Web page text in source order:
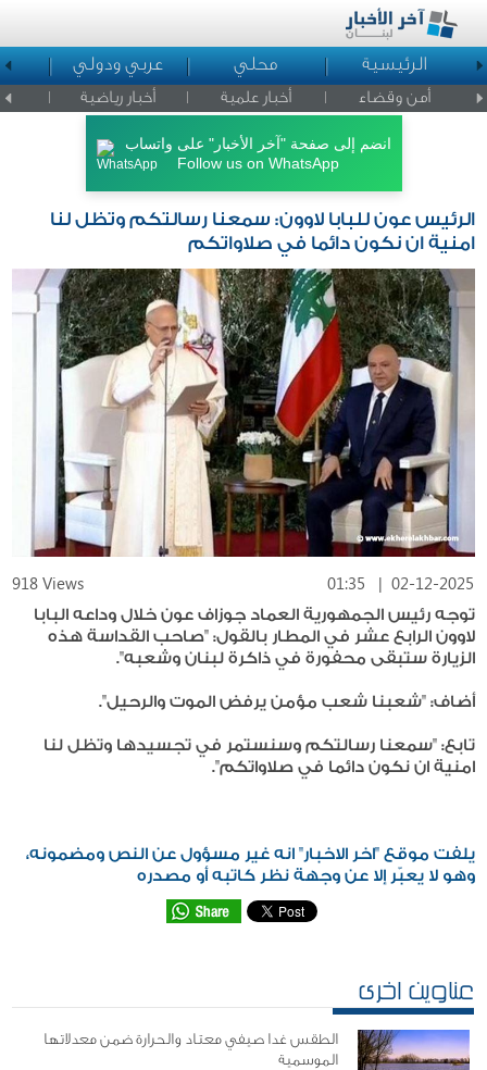
الرئيسية محلي عربي ودولي
أمن وقضاء أخبار علمية أخبار رياضية اخبار
انضم إلى صفحة "آخر الأخبار" على واتساب
Follow us on WhatsApp
الرئيس عون للبابا لاوون: سمعنا رسالتكم وتظل لنا
امنية ان نكون دائما في صلاواتكم
918 Views 01:35 |02-12-2025
توجه رئيس الجمهورية العماد جوزاف عون خلال وداعه البابا
لاوون الرابع عشر في المطار بالقول: "صاحب القداسة هذه
الزيارة ستبقى محفورة في ذاكرة لبنان وشعبه".
أضاف: "شعبنا شعب مؤمن يرفض الموت والرحيل".
تابع: "سمعنا رسالتكم وسنستمر في تجسيدها وتظل لنا
امنية ان نكون دائما في صلاواتكم".
يلفت موقع "اخر الاخبار" انه غير مسؤول عن النص ومضمونه،
وهو لا يعبّر إلا عن وجهة نظر كاتبه أو مصدره
عناوين اخرى
الطقس غدا صيفي معتاد والحرارة ضمن معدلاتها
الموسمية